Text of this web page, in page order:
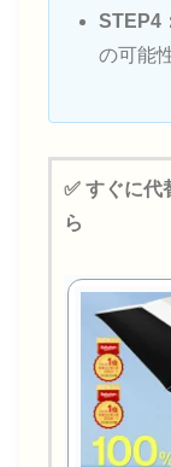
STEP4
の可能
✅ すぐに代
ら